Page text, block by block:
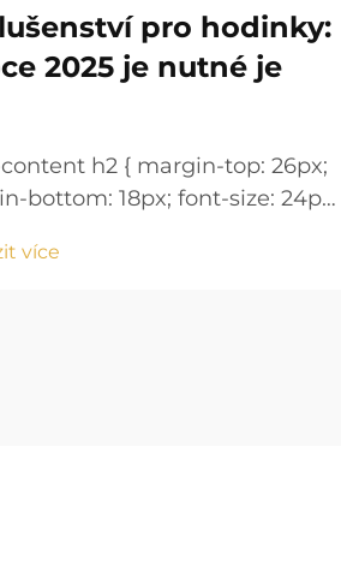
pro hodinky:
2025 je nutné je
h2 { margin-top: 26px;
bottom: 18px; font-size: 24px
normal; } .blog-content h3 {
více